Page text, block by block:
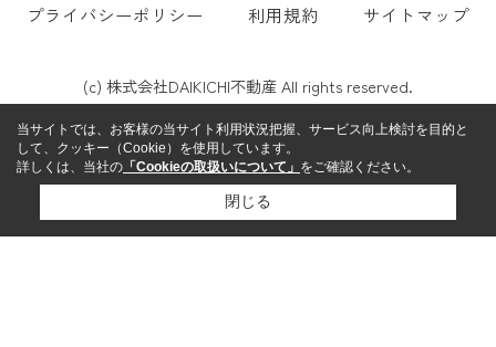
プライバシーポリシー 利用規約 サイトマップ
(c) 株式会社DAIKICHI不動産 All rights reserved.
当サイトでは、お客様の当サイト利用状況把握、サービス向上検討を目的と
して、クッキー（Cookie）を使用しています。
詳しくは、当社の 「Cookieの取扱いについて」 をご確認ください。
閉じる